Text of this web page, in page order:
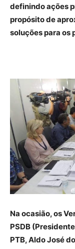
definindo ações
propósito de
soluções para os
Na ocasião, os
PSDB
PTB, Aldo José